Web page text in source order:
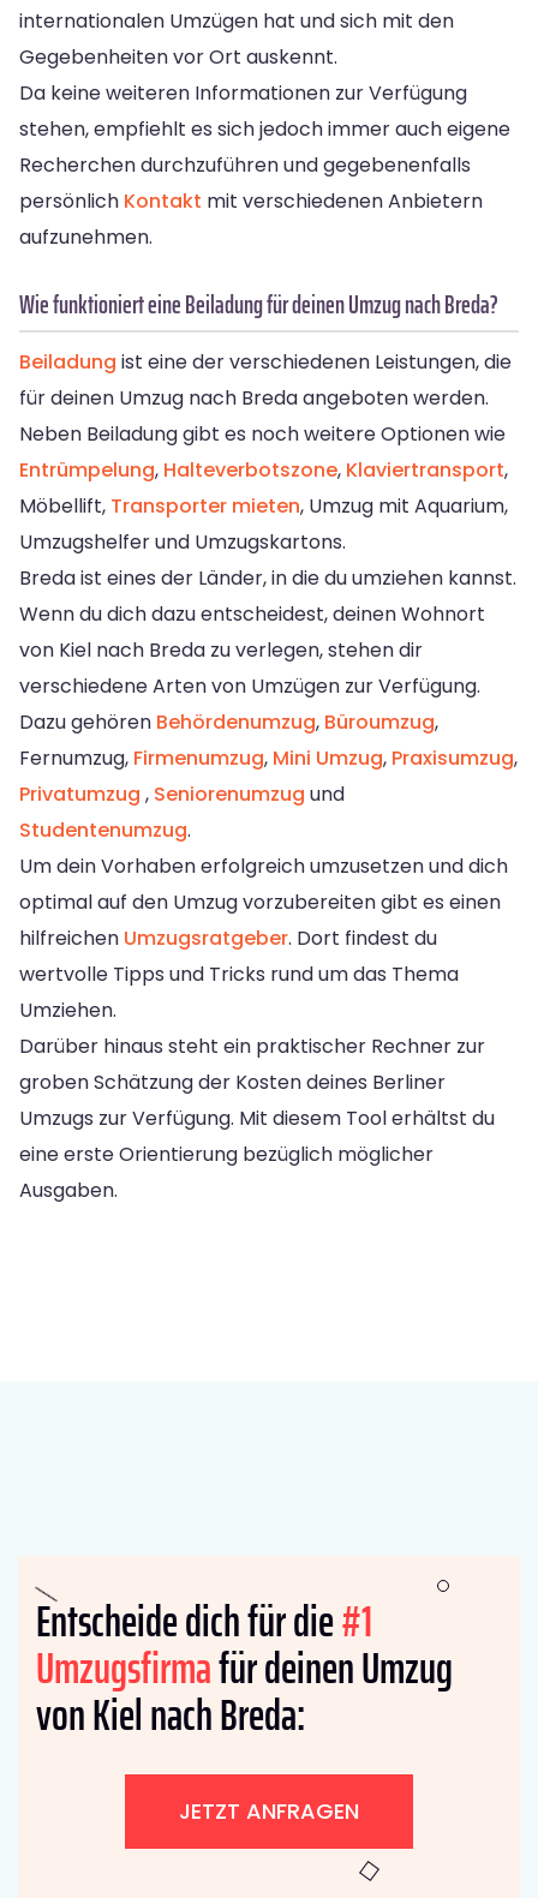
internationalen Umzügen hat und sich mit den
Gegebenheiten vor Ort auskennt.
Da keine weiteren Informationen zur Verfügung
stehen, empfiehlt es sich jedoch immer auch eigene
Recherchen durchzuführen und gegebenenfalls
persönlich Kontakt mit verschiedenen Anbietern
aufzunehmen.
Wie funktioniert eine Beiladung für deinen Umzug nach Breda?
Beiladung ist eine der verschiedenen Leistungen, die
für deinen Umzug nach Breda angeboten werden.
Neben Beiladung gibt es noch weitere Optionen wie
Entrümpelung, Halteverbotszone, Klaviertransport,
Möbellift, Transporter mieten, Umzug mit Aquarium,
Umzugshelfer und Umzugskartons.
Breda ist eines der Länder, in die du umziehen kannst.
Wenn du dich dazu entscheidest, deinen Wohnort
von Kiel nach Breda zu verlegen, stehen dir
verschiedene Arten von Umzügen zur Verfügung.
Dazu gehören Behördenumzug, Büroumzug,
Fernumzug, Firmenumzug, Mini Umzug, Praxisumzug,
Privatumzug , Seniorenumzug und
Studentenumzug.
Um dein Vorhaben erfolgreich umzusetzen und dich
optimal auf den Umzug vorzubereiten gibt es einen
hilfreichen Umzugsratgeber. Dort findest du
wertvolle Tipps und Tricks rund um das Thema
Umziehen.
Darüber hinaus steht ein praktischer Rechner zur
groben Schätzung der Kosten deines Berliner
Umzugs zur Verfügung. Mit diesem Tool erhältst du
eine erste Orientierung bezüglich möglicher
Ausgaben.
Entscheide dich für die#1
Umzugsfirmafür deinen Umzug
von Kiel nach Breda:
JETZT ANFRAGEN